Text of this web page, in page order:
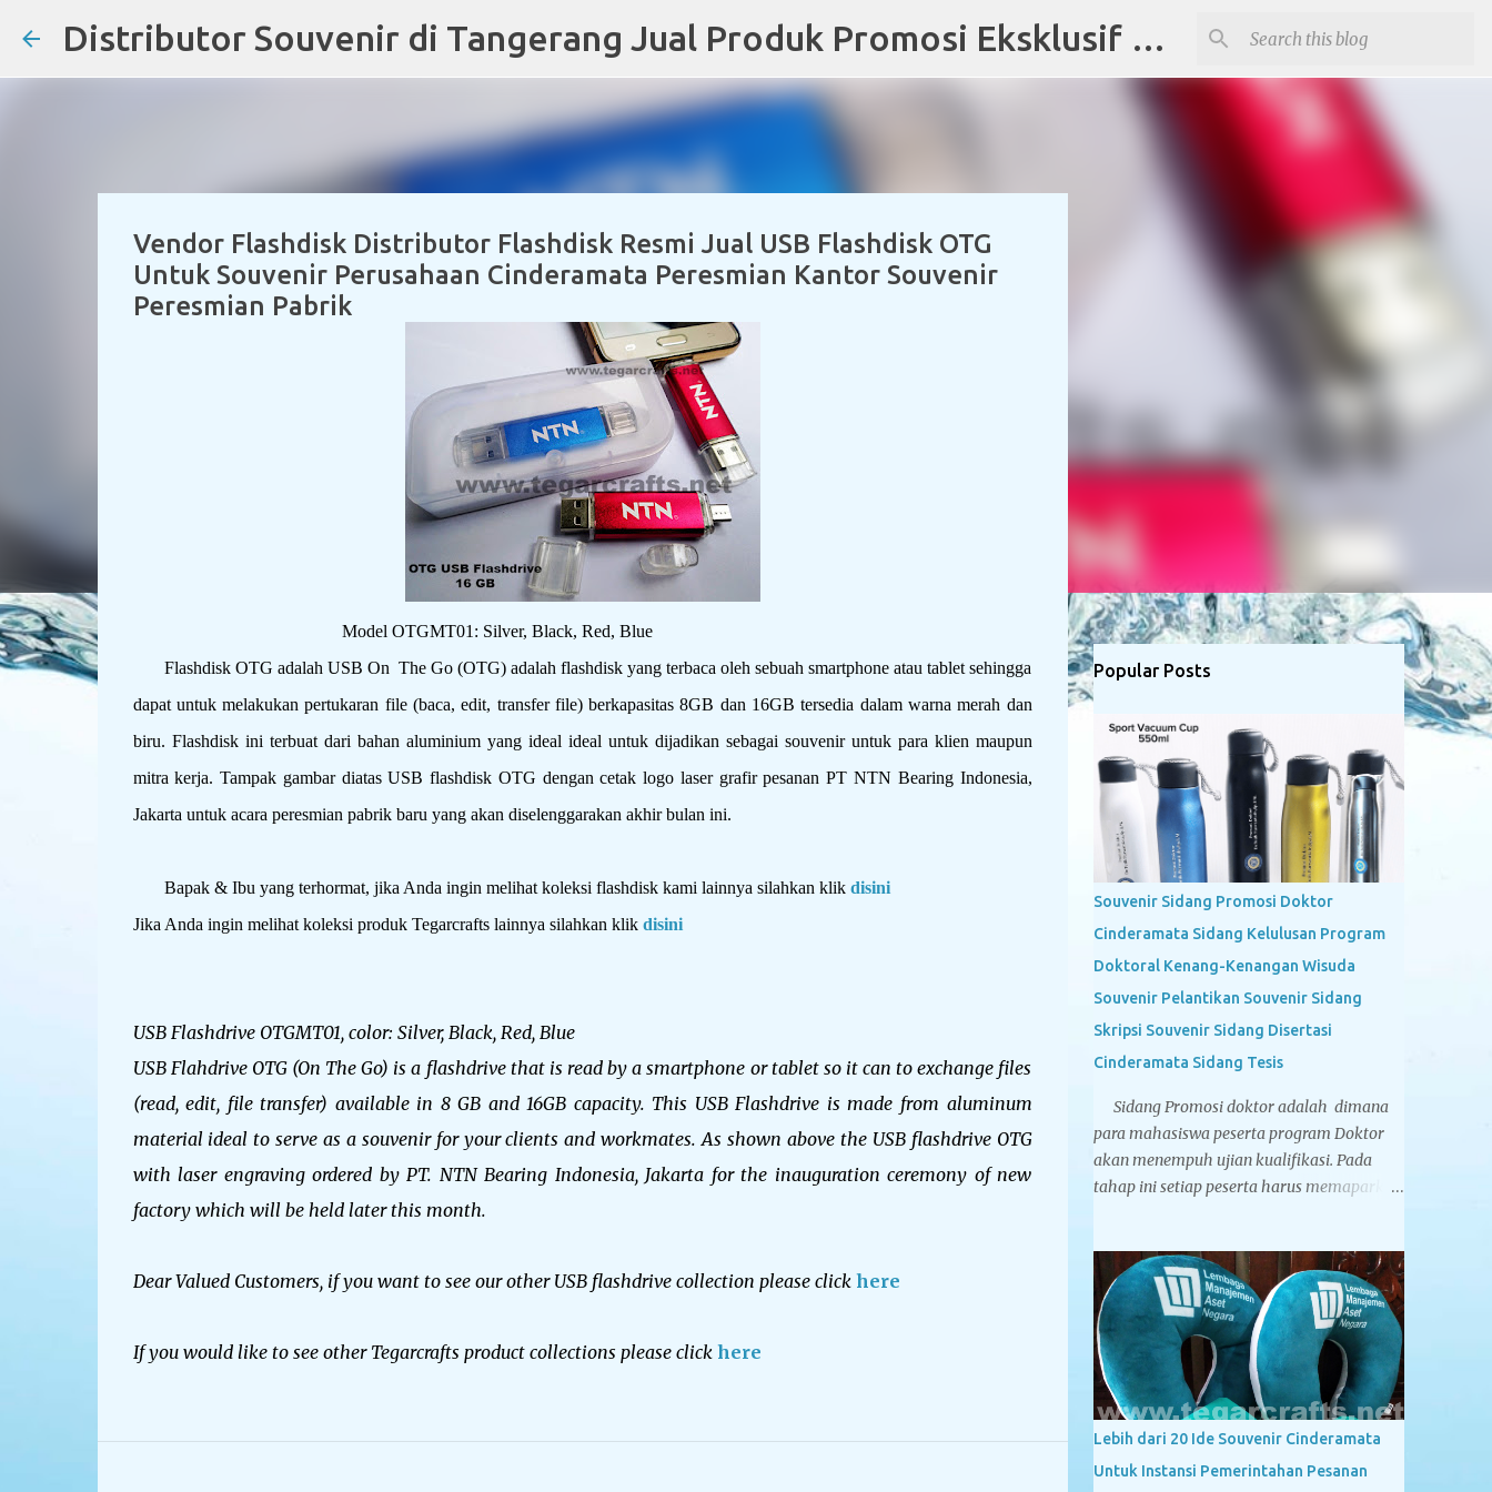
Skip to main content Distributor Souvenir di Tangerang Jual Produk Promosi Eksklusif Corporate dan Instansi Pemerintah
Vendor Flashdisk Distributor Flashdisk Resmi Jual USB Flashdisk OTG
Untuk Souvenir Perusahaan Cinderamata Peresmian Kantor Souvenir
Peresmian Pabrik
Model OTGMT01: Silver, Black, Red, Blue
Flashdisk OTG adalah USB On The Go (OTG) adalah flashdisk yang terbaca oleh sebuah smartphone atau tablet sehingga
dapat untuk melakukan pertukaran file (baca, edit, transfer file) berkapasitas 8GB dan 16GB tersedia dalam warna merah dan
biru. Flashdisk ini terbuat dari bahan aluminium yang ideal ideal untuk dijadikan sebagai souvenir untuk para klien maupun
mitra kerja. Tampak gambar diatas USB flashdisk OTG dengan cetak logo laser grafir pesanan PT NTN Bearing Indonesia,
Jakarta untuk acara peresmian pabrik baru yang akan diselenggarakan akhir bulan ini.
Bapak & Ibu yang terhormat, jika Anda ingin melihat koleksi flashdisk kami lainnya silahkan klik disini
Jika Anda ingin melihat koleksi produk Tegarcrafts lainnya silahkan klik disini
USB Flashdrive OTGMT01, color: Silver, Black, Red, Blue
USB Flahdrive OTG (On The Go) is a flashdrive that is read by a smartphone or tablet so it can to exchange files
(read, edit, file transfer) available in 8 GB and 16GB capacity. This USB Flashdrive is made from aluminum
material ideal to serve as a souvenir for your clients and workmates. As shown above the USB flashdrive OTG
with laser engraving ordered by PT. NTN Bearing Indonesia, Jakarta for the inauguration ceremony of new
factory which will be held later this month.
Dear Valued Customers, if you want to see our other USB flashdrive collection please click here
If you would like to see other Tegarcrafts product collections please click here
Popular Posts
Souvenir Sidang Promosi Doktor
Cinderamata Sidang Kelulusan Program
Doktoral Kenang-Kenangan Wisuda
Souvenir Pelantikan Souvenir Sidang
Skripsi Souvenir Sidang Disertasi
Cinderamata Sidang Tesis
Sidang Promosi doktor adalah dimana
para mahasiswa peserta program Doktor
akan menempuh ujian kualifikasi. Pada
tahap ini setiap peserta harus memaparkan
hadapan Komisi Penguji Proposal Disertasi.
Jika komisi penguji menyatakan sebuah
proposal Disertasi layak untuk
ditindaklanjuti menjadi sebuah Disertasi,
maka peserta berhak menyandang titel
Kandidat Doktor. Tegarcrafts sebagai
perusahaan spesialis penyedia souvenir
perbankan juga menyediakan berbagai
Lebih dari 20 Ide Souvenir Cinderamata
Untuk Instansi Pemerintahan Pesanan